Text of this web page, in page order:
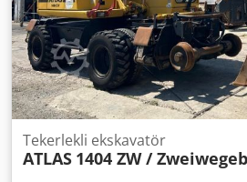
Tekerlekli ekskavatör
ATLAS 1404 ZW /